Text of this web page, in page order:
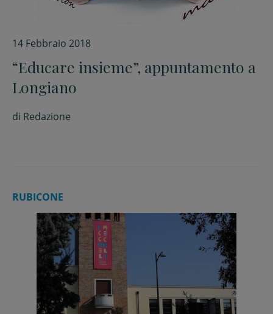
14 Febbraio 2018
“Educare insieme”, appuntamento a
Longiano
di Redazione
RUBICONE